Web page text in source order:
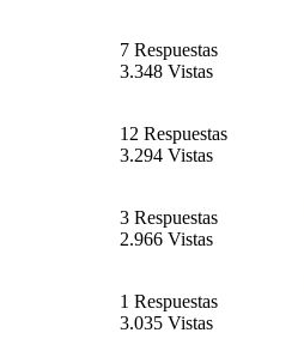
7 Respuestas
3.348 Vistas
12 Respuestas
3.294 Vistas
3 Respuestas
2.966 Vistas
1 Respuestas
3.035 Vistas